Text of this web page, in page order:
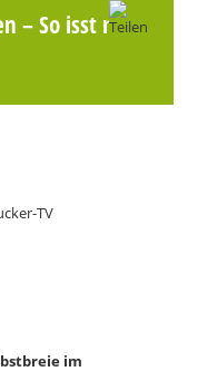
– So isst man
TV
im